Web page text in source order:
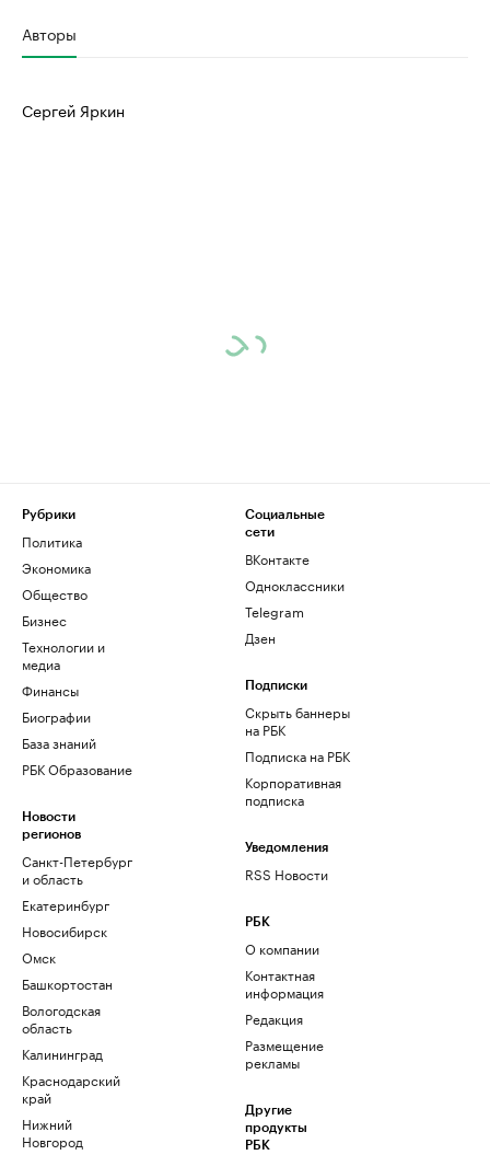
Авторы
Сергей Яркин
Рубрики
Политика
Экономика
Общество
Бизнес
Технологии и
медиа
Финансы
Биографии
База знаний
РБК Образование
Новости
регионов
Санкт-Петербург
и область
Екатеринбург
Новосибирск
Омск
Башкортостан
Вологодская
область
Калининград
Краснодарский
край
Нижний
Новгород
Социальные
сети
ВКонтакте
Одноклассники
Telegram
Дзен
Подписки
Скрыть баннеры
на РБК
Подписка на РБК
Корпоративная
подписка
Уведомления
RSS Новости
РБК
О компании
Контактная
информация
Редакция
Размещение
рекламы
Другие
продукты
РБК